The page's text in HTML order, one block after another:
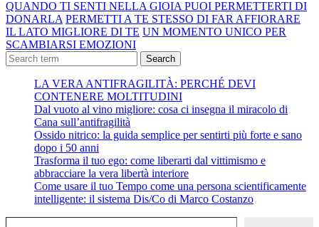
QUANDO TI SENTI NELLA GIOIA PUOI PERMETTERTI DI
DONARLA PERMETTI A TE STESSO DI FAR AFFIORARE
IL LATO MIGLIORE DI TE UN MOMENTO UNICO PER
SCAMBIARSI EMOZIONI
Search
LA VERA ANTIFRAGILITÀ: PERCHÉ DEVI
CONTENERE MOLTITUDINI
Dal vuoto al vino migliore: cosa ci insegna il miracolo di
Cana sull’antifragilità
Ossido nitrico: la guida semplice per sentirti più forte e sano
dopo i 50 anni
Trasforma il tuo ego: come liberarti dal vittimismo e
abbracciare la vera libertà interiore
Come usare il tuo Tempo come una persona scientificamente
intelligente: il sistema Dis/Co di Marco Costanzo
Digita la tua e-mail...